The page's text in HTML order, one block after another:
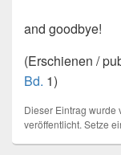
and goodbye!
(Erschienen /
Bd. 1)
Dieser Eintrag wurde
veröffentlicht. Setze